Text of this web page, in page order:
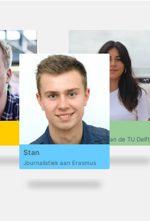
Sofi
Ontwerpen aan de TU Delft
Stan
Journalistiek aan Erasmus